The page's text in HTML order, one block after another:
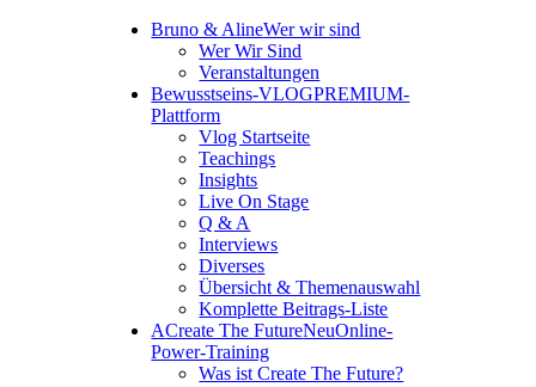
Bruno & AlineWer wir sind
Wer Wir Sind
Veranstaltungen
Bewusstseins-VLOGPREMIUM-
Plattform
Vlog Startseite
Teachings
Insights
Live On Stage
Q & A
Interviews
Diverses
Übersicht & Themenauswahl
Komplette Beitrags-Liste
ACreate The FutureNeuOnline-
Power-Training
Was ist Create The Future?